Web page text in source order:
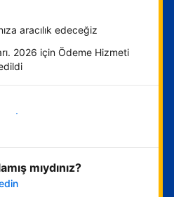
aracılık edeceğiz
2026 için Ödeme Hizmeti
başla
mıydınız?